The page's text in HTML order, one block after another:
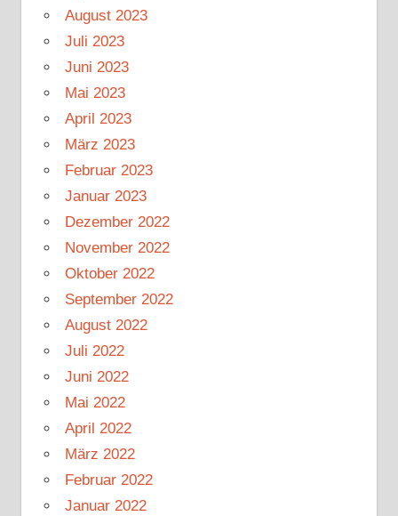
August 2023
Juli 2023
Juni 2023
Mai 2023
April 2023
März 2023
Februar 2023
Januar 2023
Dezember 2022
November 2022
Oktober 2022
September 2022
August 2022
Juli 2022
Juni 2022
Mai 2022
April 2022
März 2022
Februar 2022
Januar 2022